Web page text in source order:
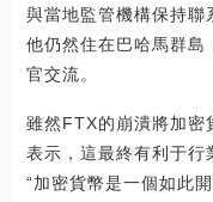
與當地監管機構保持聯
他仍然住在巴哈馬群
官交流。
雖然FTX的崩潰將加
表示，這最終有利于行
“加密貨幣是一個如此